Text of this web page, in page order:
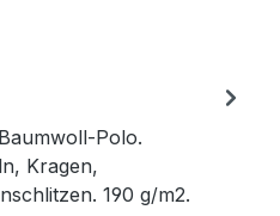
Polo.
Kragen,
190 g/m2.